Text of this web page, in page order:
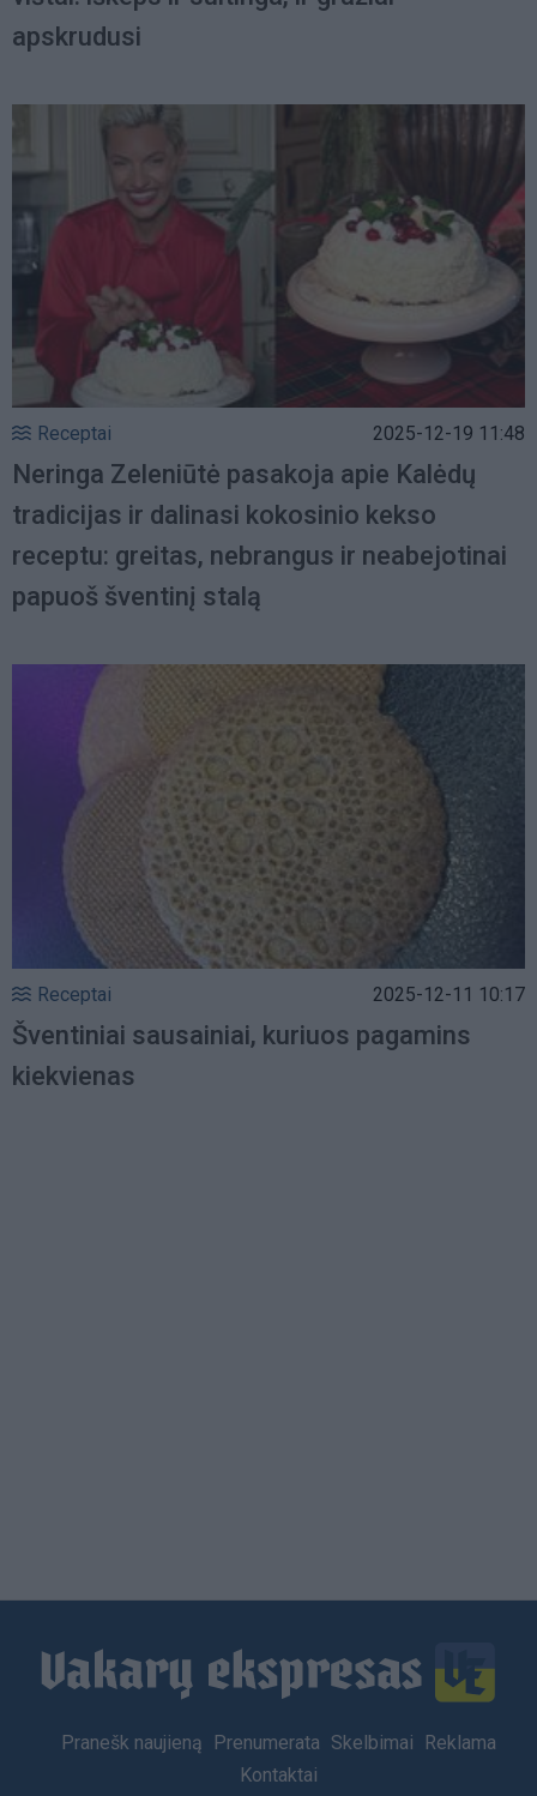
apskrudusi
Receptai 2025-12-19 11:48
Neringa Zeleniūtė pasakoja apie Kalėdų
tradicijas ir dalinasi kokosinio kekso
receptu: greitas, nebrangus ir neabejotinai
papuoš šventinį stalą
Receptai 2025-12-11 10:17
Šventiniai sausainiai, kuriuos pagamins
kiekvienas
Footer
Pranešk naujieną Prenumerata Skelbimai
Reklama
Kontaktai